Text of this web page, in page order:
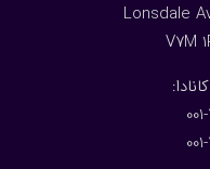
Lonsdale
V7M